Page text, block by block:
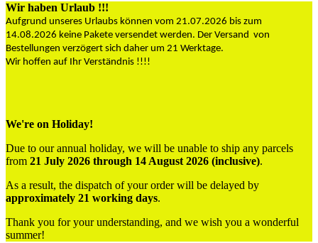
Wir haben Urlaub !!!
Aufgrund unseres Urlaubs können vom 21.07.2026 bis zum
14.08.2026 keine Pakete versendet werden. Der Versand von
Bestellungen verzögert sich daher um 21 Werktage.
Wir hoffen auf Ihr Verständnis !!!!
We're on Holiday!
Due to our annual holiday, we will be unable to ship any parcels
from 21 July 2026 through 14 August 2026 (inclusive).
As a result, the dispatch of your order will be delayed by
approximately 21 working days.
Thank you for your understanding, and we wish you a wonderful
summer!